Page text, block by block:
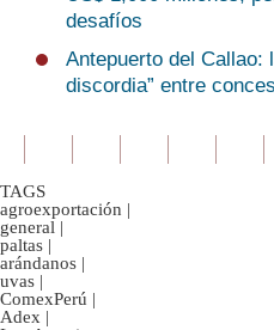
desafíos
Antepuerto del Callao:
discordia” entre
TAGS
agroexportación |
general |
paltas |
arándanos |
uvas |
ComexPerú |
Adex |